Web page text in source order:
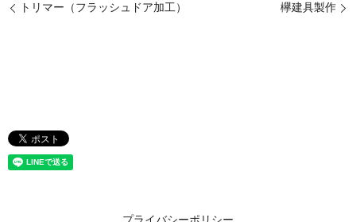
トリマー（フラッシュドア加工） 欅建具製作
プライバシーポリシー